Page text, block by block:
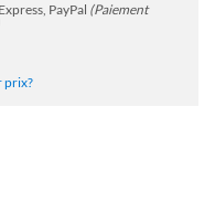
PayPal (Paiement
prix?